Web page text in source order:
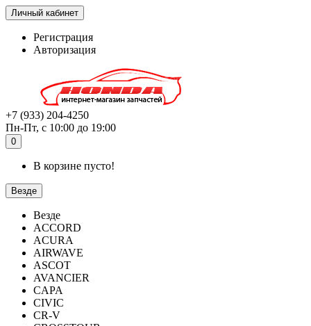
Личный кабинет
Регистрация
Авторизация
+7 (933) 204-4250
Пн-Пт, с 10:00 до 19:00
0
В корзине пусто!
Везде
Везде
ACCORD
ACURA
AIRWAVE
ASCOT
AVANCIER
CAPA
CIVIC
CR-V